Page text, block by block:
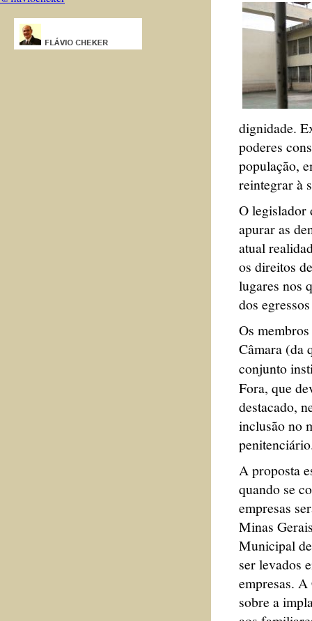
dignidade.
poderes
população,
reintegrar à
O legislador
apurar as
atual
os direitos
lugares nos
dos
Os
Câmara (da
conjunto
Fora, que
destacado,
inclusão no
A proposta
quando se
empresas
Minas
Municipal
ser levados
empresas.
sobre a